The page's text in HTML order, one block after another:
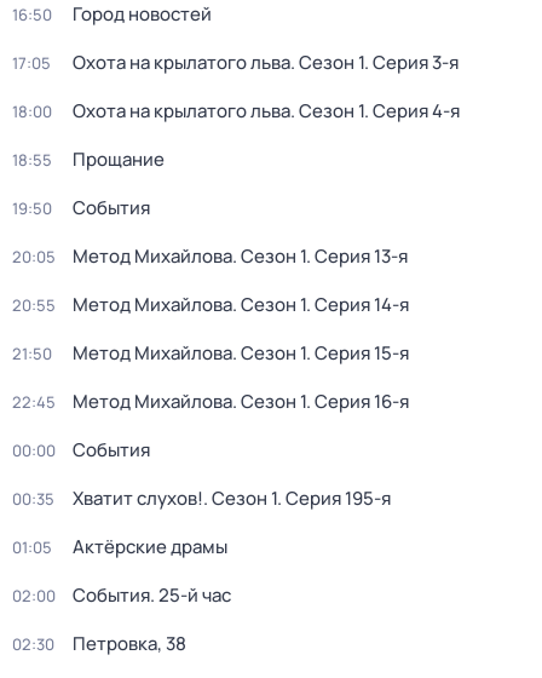
16:50 Город новостей
17:05 Охота на крылатого льва. Сезон 1. Серия 3-я
18:00 Охота на крылатого льва. Сезон 1. Серия 4-я
18:55 Прощание
19:50 События
20:05 Метод Михайлова. Сезон 1. Серия 13-я
20:55 Метод Михайлова. Сезон 1. Серия 14-я
21:50 Метод Михайлова. Сезон 1. Серия 15-я
22:45 Метод Михайлова. Сезон 1. Серия 16-я
00:00 События
00:35 Хватит слухов!. Сезон 1. Серия 195-я
01:05 Актёрские драмы
02:00 События. 25-й час
02:30 Петровка, 38